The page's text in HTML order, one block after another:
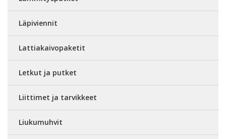
Läpiviennit
Lattiakaivopaketit
Letkut ja putket
Liittimet ja tarvikkeet
Liukumuhvit